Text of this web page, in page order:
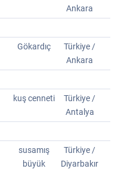
Ankara
Gökardıç
Türkiye /
Ankara
kuş cenneti
Türkiye /
Antalya
susamış
büyük
Türkiye /
Diyarbakır